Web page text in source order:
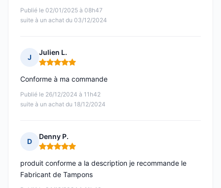
Publié le 02/01/2025 à 08h47
suite à un achat du 03/12/2024
J
Julien L.
Note : 5 sur 5
Publié le 26/12/2024 à 11h42
suite à un achat du 18/12/2024
Conforme à ma commande
D
Denny P.
Note : 5 sur 5
produit conforme a la description je recommande le
Fabricant de Tampons